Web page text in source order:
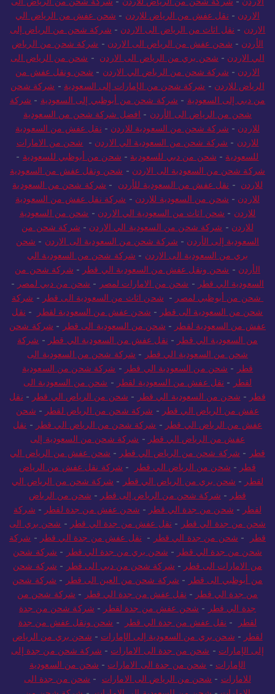
الاردن - نقل عفش من الرياض للاردن - شحن عفش من الرياض الي
الاردن - نقل اثاث من الرياض الى الاردن - شركة شحن من الرياض إلى
الأردن - شحن عفش من الرياض الى الاردن - شركة شحن من الرياض
الي الاردن - شحن بري من الرياض الى الاردن - شحن من الرياض الى
الاردن - شركة شحن من الرياض الي الاردن - شحن ونقل عفش من
الرياض للاردن - شركة شحن من الإمارات إلى السعودية - شركة شحن
من دبي إلى السعودية - شركة شحن من أبوظبي إلى السعودية - شركة
شحن من الرياض الى الأردن - افضل شركة شحن من السعودية
للاردن - شركة شحن من السعودية للاردن - نقل عفش من السعودية
للاردن - شركة شحن من السعودية الي الاردن - شحن من الامارات
للسعودية - شحن من دبي للسعودية - شحن من أبوظبي للسعودية -
شركة شحن من السعودية الى الاردن - شحن ونقل عفش من السعودية
للاردن - نقل عفش من السعودية للأردن - شركة شحن من السعودية
للاردن - شحن من السعودية للاردن - شركة نقل عفش من السعودية
للاردن - شحن اثاث من السعودية الي الاردن - شحن من السعودية
للاردن - شركة شحن من السعودية الي الاردن - شركة شحن من
السعودية إلى الأردن - شركة شحن من السعودية الى الاردن - شحن
بري من السعودية الى الاردن - شركة شحن من السعودية الي
الأردن - شحن ونقل عفش من السعودية الي قطر - شركة شحن من
السعودية الي قطر - شحن من الامارات لمصر - شحن من دبي لمصر -
شحن من أبوظبي لمصر - شحن اثاث من السعودية الى قطر - شركة
شحن من السعودية الى قطر - شحن عفش من السعودية لقطر - نقل
عفش من السعودية لقطر - شحن من السعودية الى قطر - شركة شحن
من السعودية الي قطر - نقل عفش من السعودية الي قطر - شركة
شحن من السعودية الي قطر - شركة شحن من السعودية الى
قطر - شحن من السعودية الي قطر - شركة شحن من السعودية
لقطر - نقل عفش من السعودية لقطر - شحن من السعودية الى
قطر - شحن من السعودية الي قطر - شحن من الرياض الي قطر - نقل
عفش من الرياض الي قطر - شركة شحن من الرياض لقطر - شحن
عفش من الرياض الي قطر - شركة شحن من الرياض الي قطر - نقل
عفش من الرياض الي قطر - شركة شحن من السعودية إلى
قطر - شركة شحن من الرياض الي قطر - شحن عفش من الرياض الي
قطر - شحن من الرياض الي قطر - شركة نقل عفش من الرياض
لقطر - شحن بري من الرياض الي قطر - شركة شحن من الرياض الي
قطر - شركة شحن من الرياض إلى قطر - شحن من الرياض
لقطر - شحن من جدة الي قطر - شحن عفش من جدة لقطر - شركة
شحن من جدة الي قطر - نقل عفش من جدة الي قطر - شحن بري الى
قطر
- شحن من جدة الي قطر - نقل عفش من جدة الي قطر - شركة
شحن من جدة الي قطر - شحن بري من جدة الي قطر - شركة شحن
من الامارات الى قطر - شركة شحن من دبي الى قطر - شركة شحن
من أبوظبي الى قطر - شركة شحن من العين الى قطر - شركة شحن
من جدة الي قطر - نقل عفش من جدة الي قطر - شركة شحن من
جدة الي قطر - شحن عفش من جدة لقطر - شركة شحن من جدة
لقطر
- نقل عفش من جدة الي قطر - شحن ونقل عفش من جدة
لقطر - شحن بري من السعودية إلى الإمارات - شحن بري من الرياض
إلى الإمارات - شحن من جدة الى الامارات - شركة شحن من جدة إلى
الإمارات - شحن من جدة الى الامارات - شحن من السعودية
للامارات - شحن من الرياض الى الامارات - شحن من جدة الى